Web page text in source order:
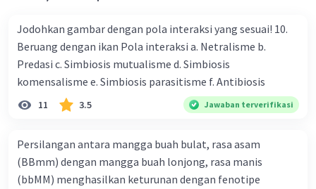
Jodohkan gambar dengan pola interaksi yang sesuai! 10.
Beruang dengan ikan Pola interaksi a. Netralisme b.
Predasi c. Simbiosis mutualisme d. Simbiosis
komensalisme e. Simbiosis parasitisme f. Antibiosis
11 3.5 Jawaban terverifikasi
Persilangan antara mangga buah bulat, rasa asam
(BBmm) dengan mangga buah lonjong, rasa manis
(bbMM) menghasilkan keturunan dengan fenotipe